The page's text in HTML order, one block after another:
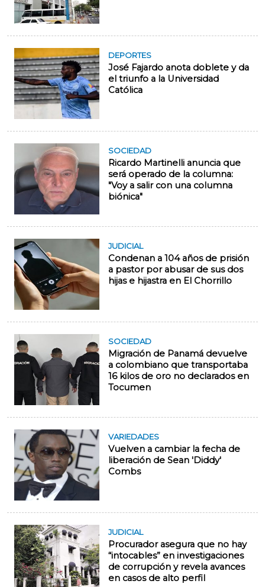
DEPORTES
José Fajardo anota doblete y da
el triunfo a la Universidad
Católica
SOCIEDAD
Ricardo Martinelli anuncia que
será operado de la columna:
"Voy a salir con una columna
biónica"
JUDICIAL
Condenan a 104 años de prisión
a pastor por abusar de sus dos
hijas e hijastra en El Chorrillo
SOCIEDAD
Migración de Panamá devuelve
a colombiano que transportaba
16 kilos de oro no declarados en
Tocumen
VARIEDADES
Vuelven a cambiar la fecha de
liberación de Sean 'Diddy'
Combs
JUDICIAL
Procurador asegura que no hay
“intocables” en investigaciones
de corrupción y revela avances
en casos de alto perfil